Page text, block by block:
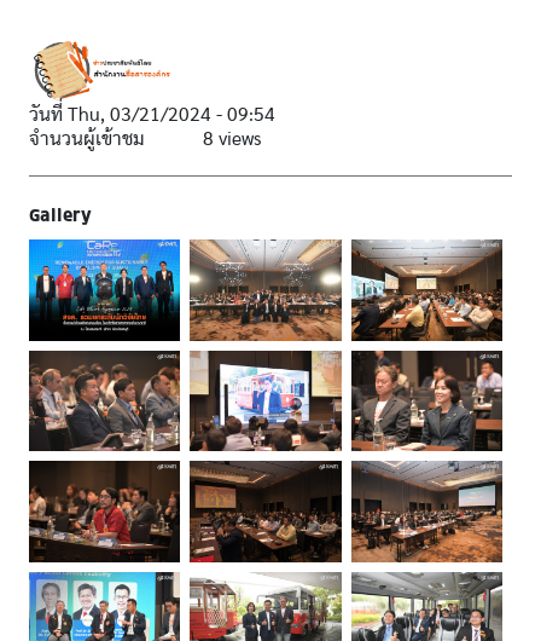
วันที่ Thu, 03/21/2024 - 09:54
จำนวนผู้เข้าชม
8 views
Gallery